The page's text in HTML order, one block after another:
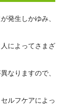
発生しかゆみ、
によってさまざ
なりますので、
ルフケアによっ